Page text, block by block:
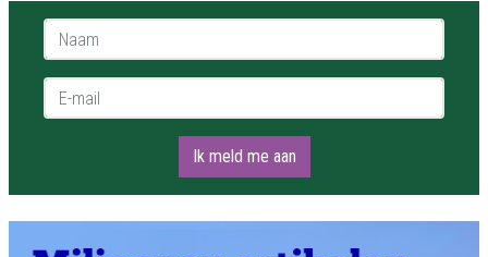
Naam *
E-mail *
Ik meld me aan